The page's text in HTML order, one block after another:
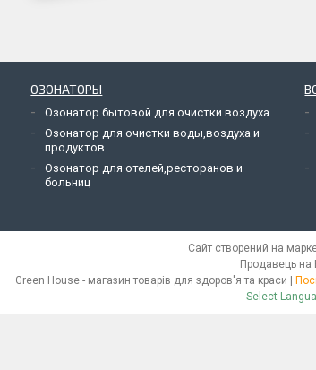
ОЗОНАТОРЫ
Озонатор бытовой для очистки воздуха
Озонатор для очистки воды,воздуха и
продуктов
Озонатор для отелей,ресторанов и
больниц
Сайт створений на
Продавець на
Green House - магазин товарів для здоров'я та краси |
Select